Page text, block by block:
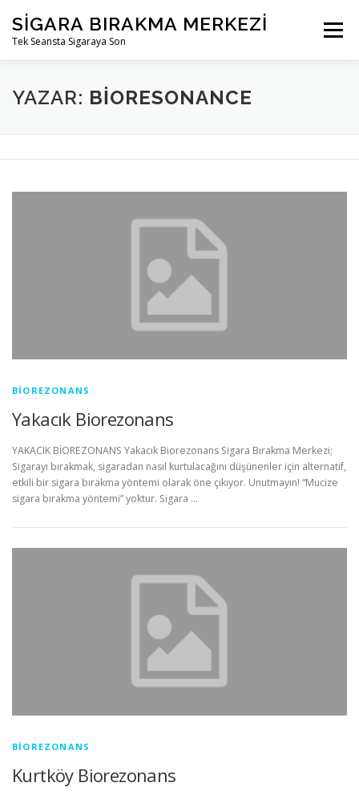
geçSIGARA BIRAKMA MERKEZI
Tek Seansta Sigaraya Son
Menü
YAZAR: BIORESONANCE
BIOREZONANS
Yakacık Biorezonans
YAKACIK BİOREZONANS Yakacık Biorezonans Sigara Bırakma Merkezi;
Sigarayı bırakmak, sigaradan nasıl kurtulacağını düşünenler için alternatif,
etkili bir sigara bırakma yöntemi olarak öne çıkıyor. Unutmayın! “Mucize
sigara bırakma yöntemi” yoktur. Sigara …
BIOREZONANS
Kurtköy Biorezonans